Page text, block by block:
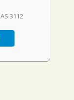
AS 3112